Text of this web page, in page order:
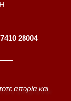
28004
απορία και